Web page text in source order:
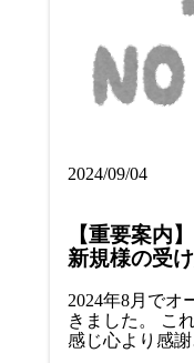
2024/09/04
【重要案内
新規様の受
2024年8月でオ
きました。 こ
感じ心より感